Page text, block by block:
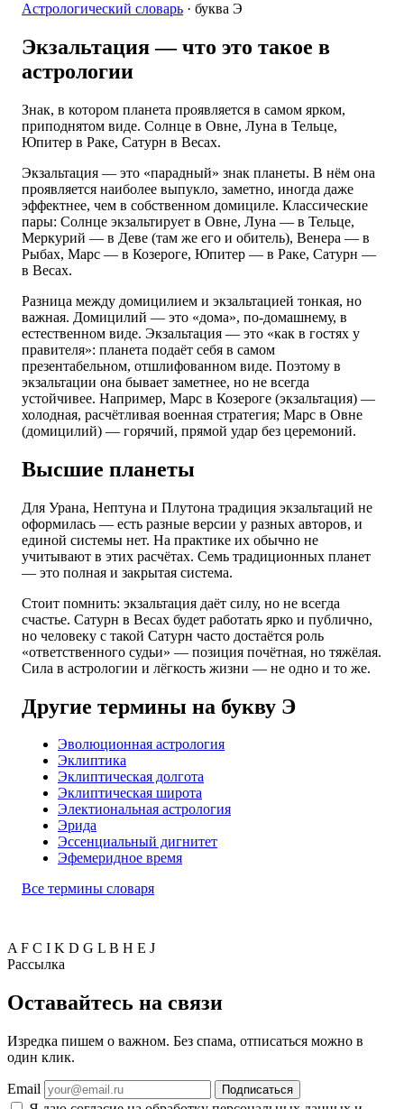
Астрологический словарь · буква Э
Экзальтация— что это такое в
астрологии
Знак, в котором планета проявляется в самом ярком,
приподнятом виде. Солнце в Овне, Луна в Тельце,
Юпитер в Раке, Сатурн в Весах.
Экзальтация — это «парадный» знак планеты. В нём она
проявляется наиболее выпукло, заметно, иногда даже
эффектнее, чем в собственном домициле. Классические
пары: Солнце экзальтирует в Овне, Луна — в Тельце,
Меркурий — в Деве (там же его и обитель), Венера — в
Рыбах, Марс — в Козероге, Юпитер — в Раке, Сатурн —
в Весах.
Разница между домицилием и экзальтацией тонкая, но
важная. Домицилий — это «дома», по-домашнему, в
естественном виде. Экзальтация — это «как в гостях у
правителя»: планета подаёт себя в самом
презентабельном, отшлифованном виде. Поэтому в
экзальтации она бывает заметнее, но не всегда
устойчивее. Например, Марс в Козероге (экзальтация) —
холодная, расчётливая военная стратегия; Марс в Овне
(домицилий) — горячий, прямой удар без церемоний.
Высшие планеты
Для Урана, Нептуна и Плутона традиция экзальтаций не
оформилась — есть разные версии у разных авторов, и
единой системы нет. На практике их обычно не
учитывают в этих расчётах. Семь традиционных планет
— это полная и закрытая система.
Стоит помнить: экзальтация даёт силу, но не всегда
счастье. Сатурн в Весах будет работать ярко и публично,
но человеку с такой Сатурн часто достаётся роль
«ответственного судьи» — позиция почётная, но тяжёлая.
Сила в астрологии и лёгкость жизни — не одно и то же.
Другие термины на букву Э
Эволюционная астрология
Эклиптика
Эклиптическая долгота
Эклиптическая широта
Электиональная астрология
Эрида
Эссенциальный дигнитет
Эфемеридное время
Все термины словаря
A F C I K D G L B H E J
Рассылка
Оставайтесь на связи
Изредка пишем о важном. Без спама, отписаться можно в
один клик.
Email Подписаться